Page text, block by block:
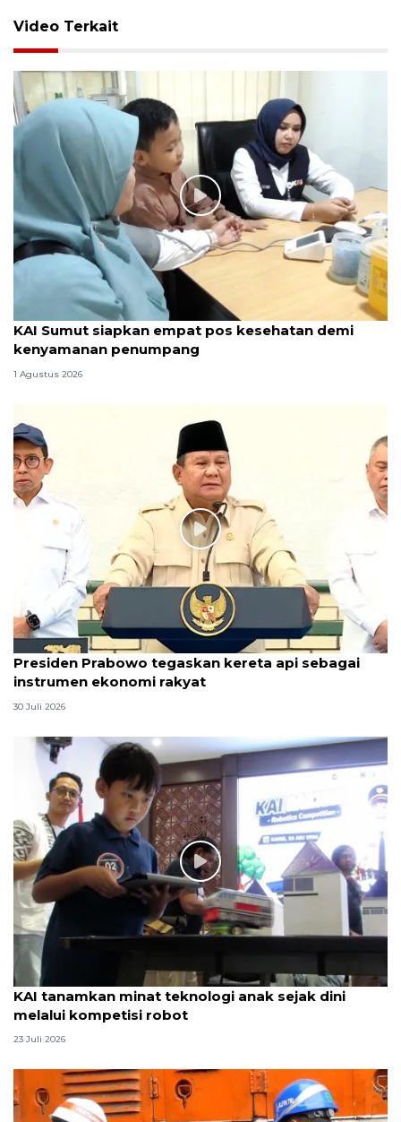
Video Terkait
KAI Sumut siapkan empat pos kesehatan demi
kenyamanan penumpang
1 Agustus 2026
Presiden Prabowo tegaskan kereta api sebagai
instrumen ekonomi rakyat
30 Juli 2026
KAI tanamkan minat teknologi anak sejak dini
melalui kompetisi robot
23 Juli 2026